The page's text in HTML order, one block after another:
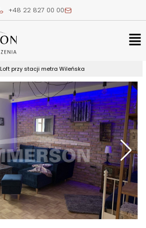
+48 22 827 00 00
Loft przy stacji metra Wileńska